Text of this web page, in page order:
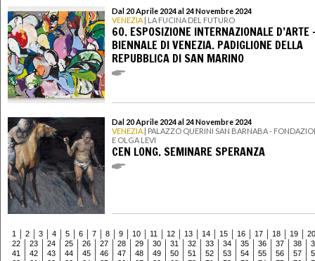
Dal 20 Aprile 2024 al 24 Novembre 2024
VENEZIA | LA FUCINA DEL FUTURO
60. ESPOSIZIONE INTERNAZIONALE D’ARTE
BIENNALE DI VENEZIA. PADIGLIONE DELLA
REPUBBLICA DI SAN MARINO
Dal 20 Aprile 2024 al 24 Novembre 2024
VENEZIA | PALAZZO QUERINI SAN BARNABA -
E OLGA LEVI
CEN LONG. SEMINARE SPERANZA
1 2 3 4 5 6 7 8 9 10 11 12 13 14 15 16 17 18 19
20
22
23 24 25 26 27 28 29 30 31 32 33 34 35 36 37 38
41
42 43 44 45 46 47 48 49 50 51 52 53 54 55 56 57